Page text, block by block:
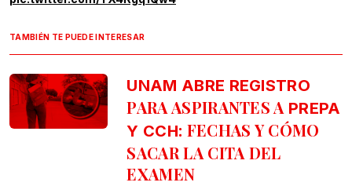
TAMBIÉN TE PUEDE INTERESAR
UNAM ABRE REGISTRO
PARA ASPIRANTES A PREPA
Y CCH: FECHAS Y CÓMO
SACAR LA CITA DEL
EXAMEN